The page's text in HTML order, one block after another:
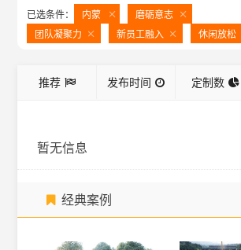
已选条件： 内蒙
磨砺意志
团队凝聚力
新员工融入 休闲放松
推荐 发布时间 定制数
暂无信息
经典案例